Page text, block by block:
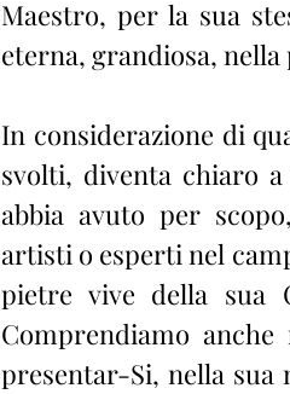
Maestro, per la sua
eterna, grandiosa,
In considerazione di
svolti, diventa chiaro
abbia avuto per
artisti o esperti nel
pietre vive della sua
Comprendiamo
presentar-Si, nella sua